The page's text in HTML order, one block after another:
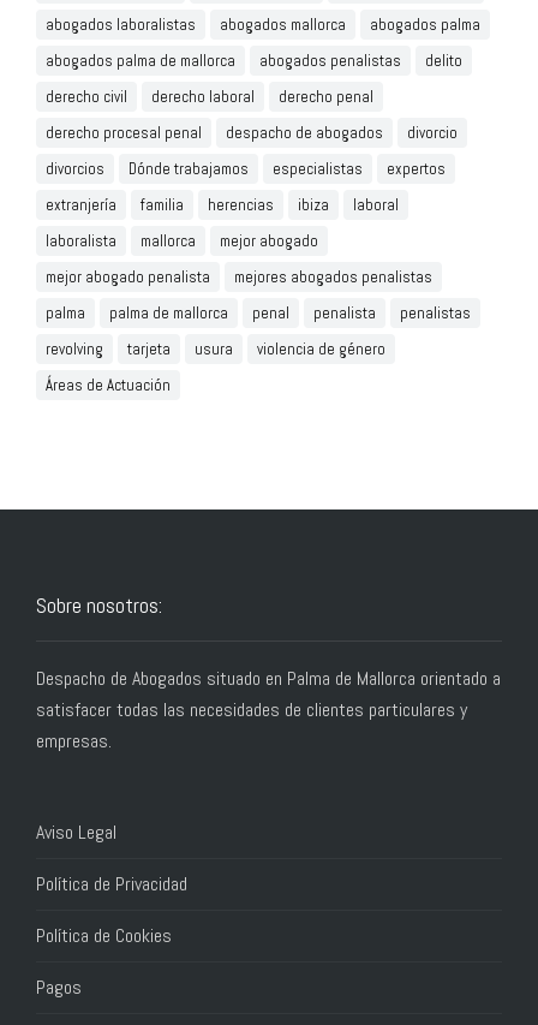
abogados laboralistas
abogados mallorca
abogados palma
abogados palma de mallorca
abogados penalistas
delito
derecho civil
derecho laboral
derecho penal
derecho procesal penal
despacho de abogados
divorcio
divorcios
Dónde trabajamos especialistas
expertos
extranjería
familia herencias ibiza
laboral
laboralista
mallorca
mejor abogado
mejor abogado penalista
mejores abogados penalistas
palma
palma de mallorca penal penalista
penalistas
revolving
tarjeta usura
violencia de género
Áreas de Actuación
Sobre nosotros:
Despacho de Abogados situado en Palma de Mallorca orientado a
satisfacer todas las necesidades de clientes particulares y
empresas.
Aviso Legal
Política de Privacidad
Política de Cookies
Pagos